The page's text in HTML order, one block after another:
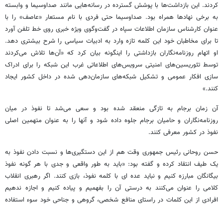
کردند. این بازداشت‌ها با پوشش گسترده در رسانه‌هایی مانند صداوسیما و وابسته
به برخی نهادها همراه بود. صداوسیما حتی فردی با نام مستعار «عاصف» را با
عنوان کارشناس سازمان اطلاعات سپاه در گفت‌وگوی ویژه خبری روی خط تلفن آورد
تا برای مخاطبان خود این کلمه تازه وارد به ادبیات سیاسی را شرح بیشتری دهد.
او اتهام روزنامه‌نگاران بازداشتی را اینگونه بیان کرد که «آن‌ها تلاش می‌کردند
توسط تئوریسین‌های امنیتی سرویس‌های اطلاعاتی غرب این شبکه را برای ادراک
سازی افکار عمومی و تشکیل شبکه‌های سازمان‌دهی شده در داخل کشور ایجاد
کنند.»
آن زمان برجام به تازگی منعقد شده بود و سعی می‌شد تا نفوذ در میان
روزنامه‌نگاران و حامیان برجام جلوه داده شود و آنها را به عنوان متهمین اصلی
نفوذ در کشور معرفی کنند.
حسن روحانی رئیس جمهوری وقت هم از این دستگیری‌ها و نسبت دادن نفوذ به
یک طیف انتقاد کرده و گفته بود: «باید به طور واقعی و جدی با هر گونه نفوذ
بیگانگان مبارزه کنیم و نباید عده ای با کلمه نفوذ، بازی کنند. اگر رهبری انقلاب
کلامی را عنوان می‌کنند به درستی آن را بفهمیم و پیاده کنیم و اجازه ندهیم
افرادی از این کلمات در راستای منافع شخصی، گروهی و جناحی خود سوء استفاده